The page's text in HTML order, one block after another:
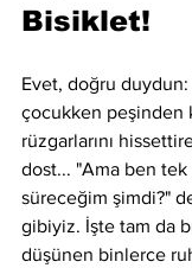
Bisiklet!
Evet, doğru duydun:
çocukken peşinden
rüzgarlarını
dost... "Ama ben tek
süreceğim şimdi?"
gibiyiz. İşte tam da
düşünen binlerce